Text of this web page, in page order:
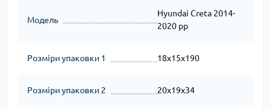
Модель
Hyundai Creta 2014-
2020 рр
Розміри упаковки 1 18x15x190
Розміри упаковки 2 20x19x34